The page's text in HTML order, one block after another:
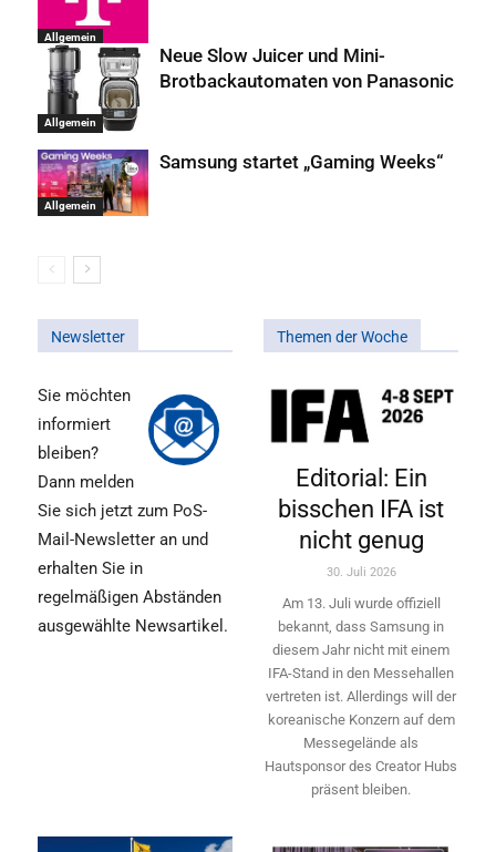
Allgemein
Allgemein
Neue Slow Juicer und Mini-
Brotbackautomaten von Panasonic
Allgemein
Samsung startet „Gaming Weeks“
Newsletter
Sie möchten
informiert
bleiben?
Dann melden
Sie sich jetzt zum PoS-
Mail-Newsletter an und
erhalten Sie in
regelmäßigen Abständen
ausgewählte Newsartikel.
Themen der Woche
Editorial: Ein
bisschen IFA ist
nicht genug
30. Juli 2026
Am 13. Juli wurde offiziell
bekannt, dass Samsung in
diesem Jahr nicht mit einem
IFA-Stand in den Messehallen
vertreten ist. Allerdings will ­der
koreanische Konzern auf dem
Messegelände als
Hautsponsor des Creator Hubs
präsent bleiben.